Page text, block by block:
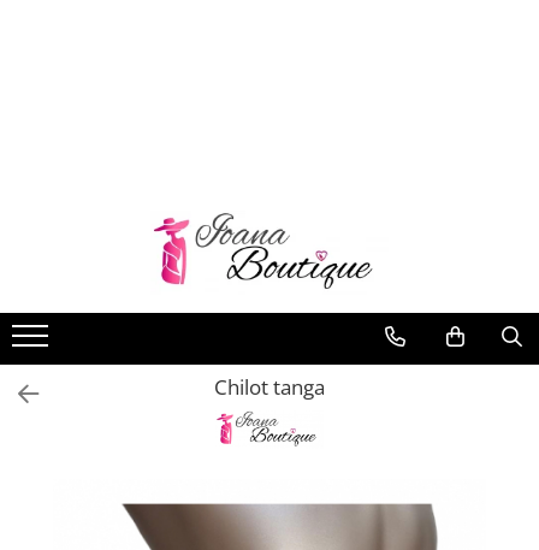
Chiloti clasici
Chiloti tanga
Compleuri & body-uri
Maiouri dama
Chilot tanga